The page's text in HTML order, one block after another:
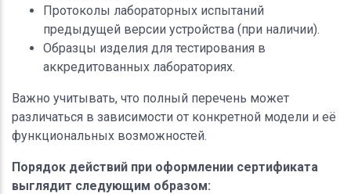
Протоколы лабораторных испытаний
предыдущей версии устройства (при наличии).
Образцы изделия для тестирования в
аккредитованных лабораториях.
Важно учитывать, что полный перечень может
различаться в зависимости от конкретной модели и её
функциональных возможностей.
Порядок действий при оформлении сертификата
выглядит следующим образом: